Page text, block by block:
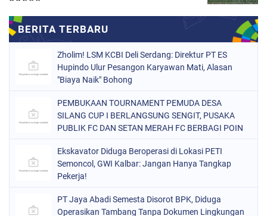
Zholim! LSM KCBI Deli Serdang: Direktur PT ES
Hupindo Ulur Pesangon Karyawan Mati, Alasan
"Biaya Naik" Bohong
PEMBUKAAN TOURNAMENT PEMUDA DESA
SILANG CUP I BERLANGSUNG SENGIT, PUSAKA
PUBLIK FC DAN SETAN MERAH FC BERBAGI POIN
Ekskavator Diduga Beroperasi di Lokasi PETI
Semoncol, GWI Kalbar: Jangan Hanya Tangkap
Pekerja!
PT Jaya Abadi Semesta Disorot BPK, Diduga
Operasikan Tambang Tanpa Dokumen Lingkungan